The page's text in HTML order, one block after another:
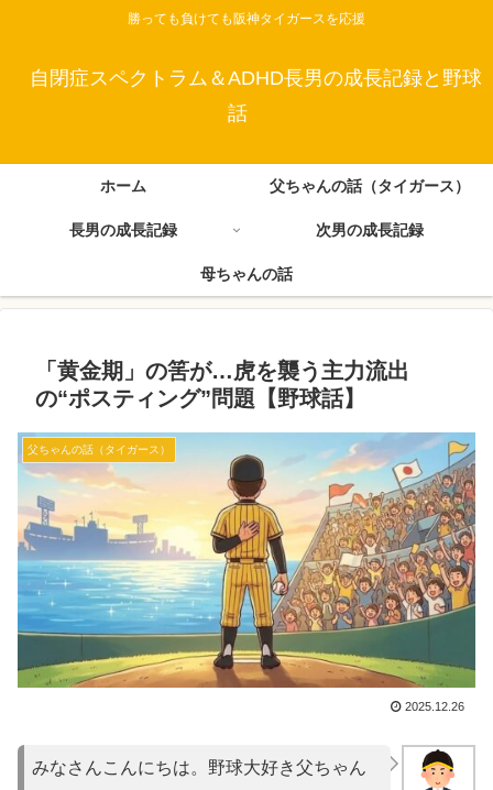
勝っても負けても阪神タイガースを応援
自閉症スペクトラム＆ADHD長男の成長記録と野球
話
ホーム 父ちゃんの話（タイガース）
長男の成長記録 次男の成長記録
母ちゃんの話
「黄金期」の筈が…虎を襲う主力流出
の“ポスティング”問題【野球話】
父ちゃんの話（タイガース）
2025.12.26
みなさんこんにちは。野球大好き父ちゃん